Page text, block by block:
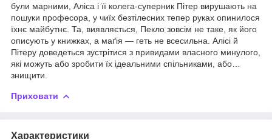
були марними, Аліса і її колега-суперник Пітер вирушають на
пошуки професора, у чиїх безтілесних тепер руках опинилося
їхнє майбутнє. Та, виявляється, Пекло зовсім не таке, як його
описують у книжках, а маґія — геть не всесильна. Алісі й
Пітеру доведеться зустрітися з привидами власного минулого,
які можуть або зробити їх ідеальними спільниками, або…
знищити.
Приховати
Характеристики